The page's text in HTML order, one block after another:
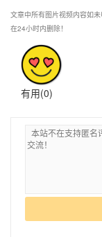
文章中所有图片视频内容如
在24小时内删除！
有用(0)